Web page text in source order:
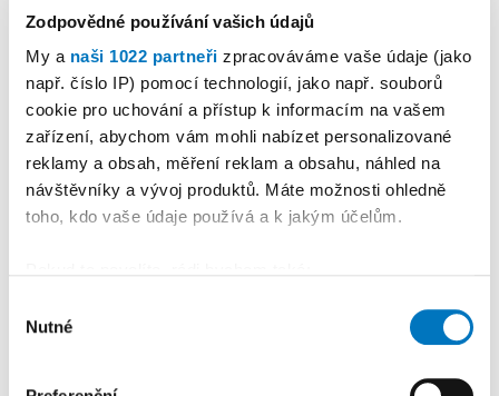
Zodpovědné používání vašich údajů
My a naši 1022 partneři zpracováváme vaše údaje (jako
např. číslo IP) pomocí technologií, jako např. souborů
cookie pro uchování a přístup k informacím na vašem
zařízení, abychom vám mohli nabízet personalizované
reklamy a obsah, měření reklam a obsahu, náhled na
návštěvníky a vývoj produktů. Máte možnosti ohledně
toho, kdo vaše údaje používá a k jakým účelům.
poloze, které mohou být přesné na několik metrů
skenování pro konkrétní charakteristiky (otisk prstu)
souhlasu
Nutné
KALENDÁŘ AKCÍ Další